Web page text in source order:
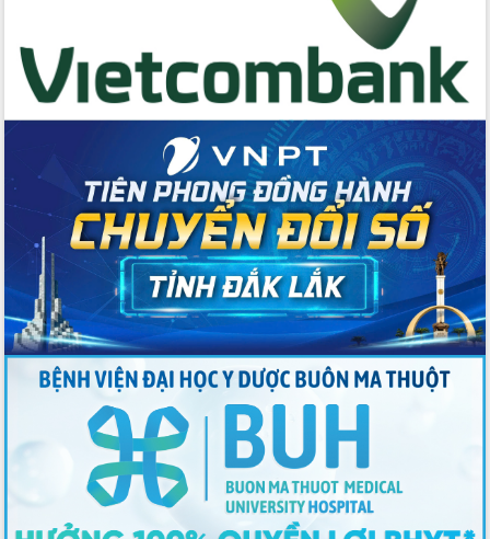
nhất, Quốc hội khóa XVI
Quyết liệt cải cách hành chính, khơi
thông nguồn lực phát triển
Nâng cao hiệu lực, hiệu quả HĐND
tỉnh thông qua hiện đại hóa hành chính
Xã Ea Phê gắn cải cách hành chính với
chuyển đổi số
Phó Chủ tịch Thường trực UBND tỉnh
Hồ Thị Nguyên Thảo làm việc tại Trung
tâm Phục vụ hành chính công xã Ea
Phê
Xây dựng nền hành chính số đồng
hành cùng nông dân dân, doanh nghiệp
Giai đoạn 2026-2030, Đắk Lắk phấn
đấu có 77% xã đạt chuẩn nông thôn
Chuyển đổi số 'mở đường' cho nông
nghiệp Đắk Lắk tăng trưởng bứt phá
Triển khai đồng bộ đo đạc, lập hồ sơ
địa chính, hoàn thiện cơ sở dữ liệu đất